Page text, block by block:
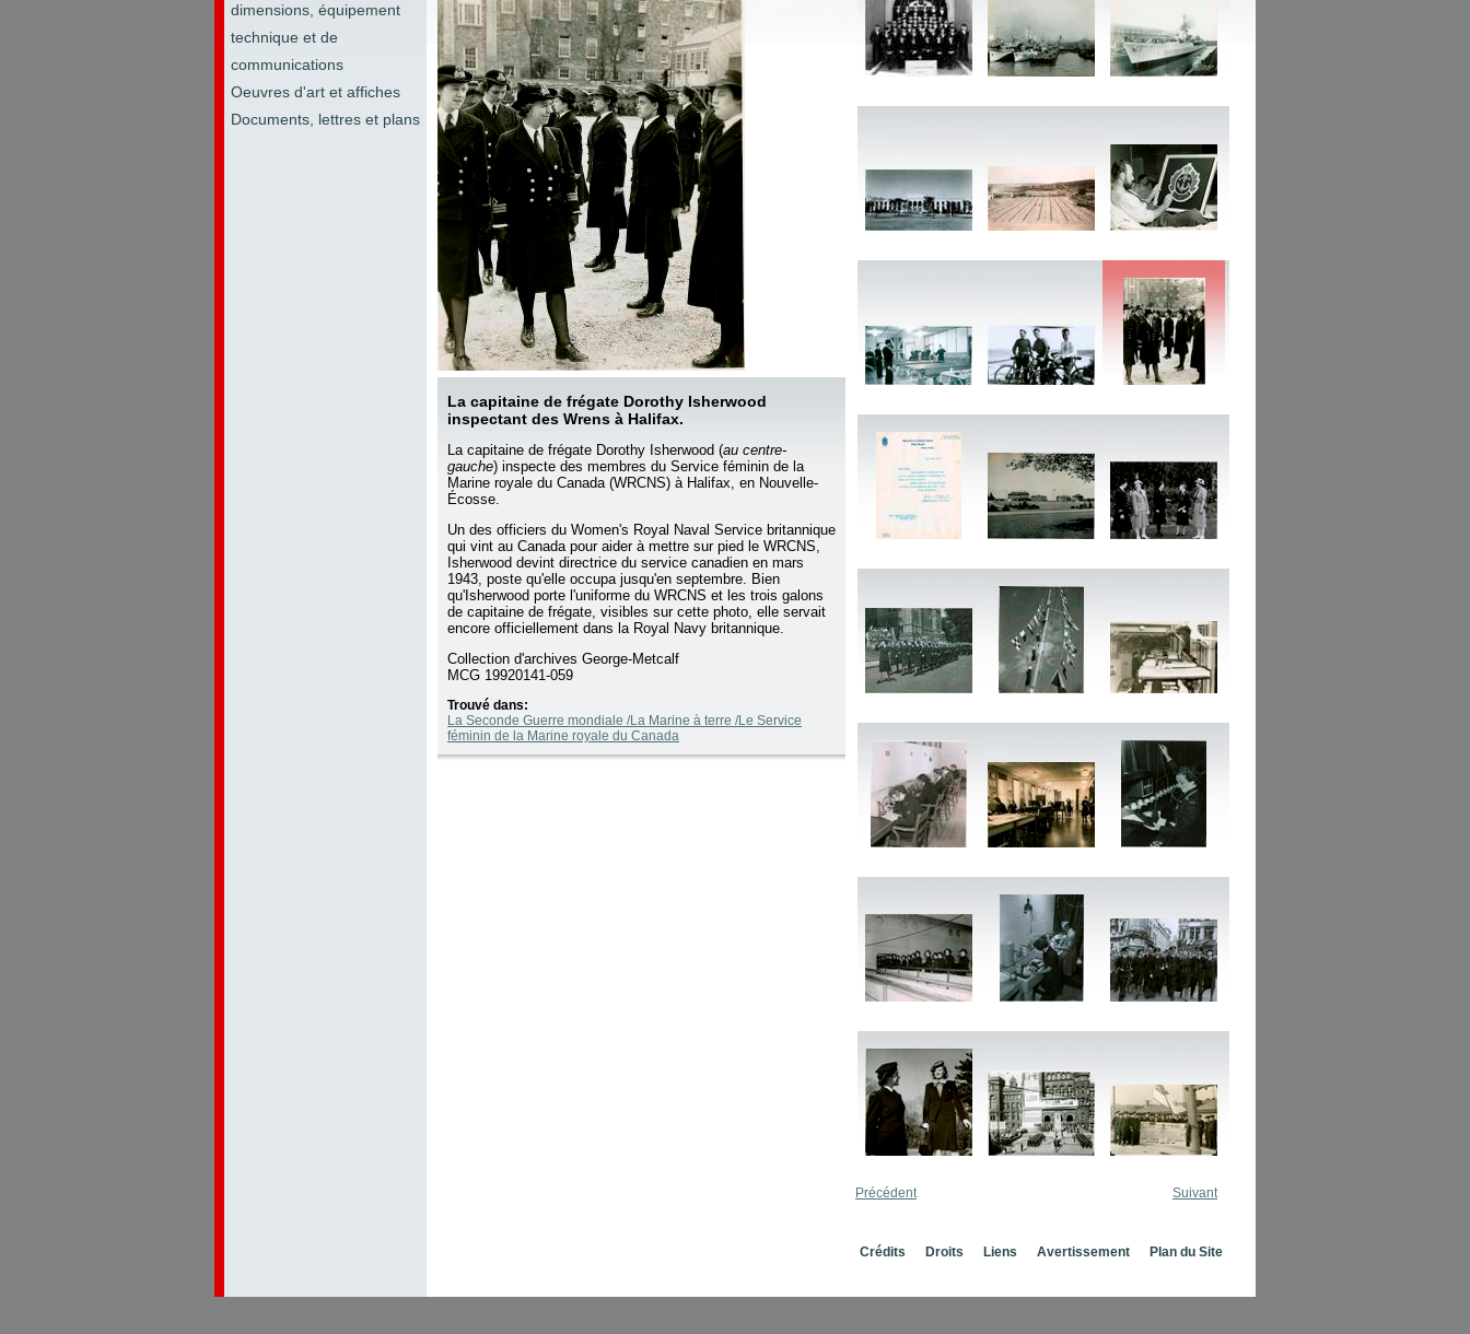
dimensions, équipement
technique et de
communications
Oeuvres d'art et affiches
Documents, lettres et plans
La capitaine de frégate Dorothy Isherwood
inspectant des Wrens à Halifax.
La capitaine de frégate Dorothy Isherwood (au centre-
gauche) inspecte des membres du Service féminin de la
Marine royale du Canada (WRCNS) à Halifax, en Nouvelle-
Écosse.
Un des officiers du Women's Royal Naval Service britannique
qui vint au Canada pour aider à mettre sur pied le WRCNS,
Isherwood devint directrice du service canadien en mars
1943, poste qu'elle occupa jusqu'en septembre. Bien
qu'Isherwood porte l'uniforme du WRCNS et les trois galons
de capitaine de frégate, visibles sur cette photo, elle servait
encore officiellement dans la Royal Navy britannique.
Collection d'archives George-Metcalf
MCG 19920141-059
Trouvé dans:
La Seconde Guerre mondiale /La Marine à terre /Le Service
féminin de la Marine royale du Canada
Précédent Suivant
Crédits Droits Liens Avertissement Plan du Site